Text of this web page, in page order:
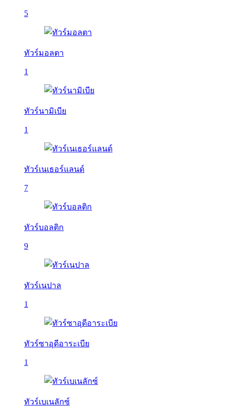
5
ทัวร์มอลตา
1
ทัวร์นามิเบีย
1
ทัวร์เนเธอร์แลนด์
7
ทัวร์บอลติก
9
ทัวร์เนปาล
1
ทัวร์ซาอุดีอาระเบีย
1
ทัวร์เบเนลักซ์